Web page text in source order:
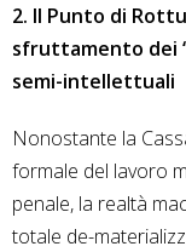
2. Il Punto di
sfruttamento dei
semi-intellettuali
Nonostante la
formale del lavoro
penale, la realtà
totale de-